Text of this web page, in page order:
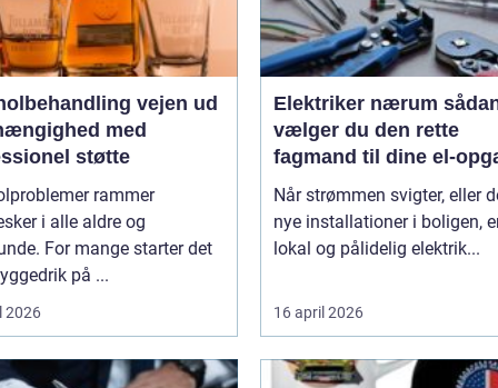
vejen ud
med
støtte
rammer
i alle aldre og
For mange starter det
på ...
2026
Elektriker nærum sådan
vælger du den rette
fagmand til dine el-
Når strømmen svigter, eller
nye installationer i boligen,
lokal og pålidelig elektrik...
16 april 2026